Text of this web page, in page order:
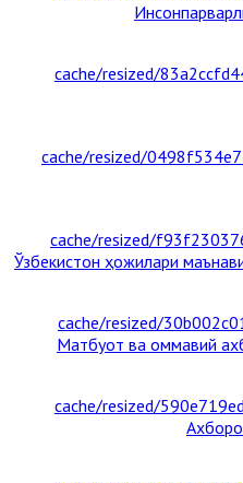
Ўзбекистон ҳожилари
Матбуот ва оммавий